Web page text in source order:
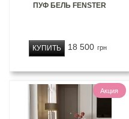
ПУФ БЕЛЬ FENSTER
18 500 грн
КУПИТЬ
Акция